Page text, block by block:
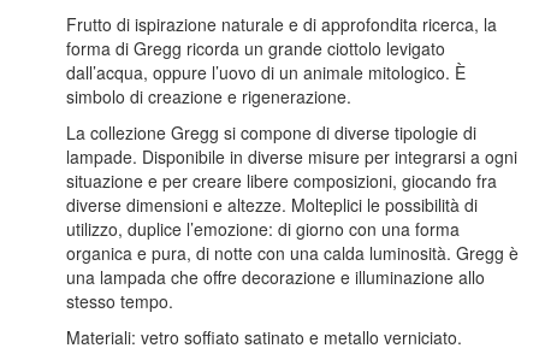
Frutto di ispirazione naturale e di approfondita ricerca, la
forma di Gregg ricorda un grande ciottolo levigato
dall’acqua, oppure l’uovo di un animale mitologico. È
simbolo di creazione e rigenerazione.
La collezione Gregg si compone di diverse tipologie di
lampade. Disponibile in diverse misure per integrarsi a ogni
situazione e per creare libere composizioni, giocando fra
diverse dimensioni e altezze. Molteplici le possibilità di
utilizzo, duplice l’emozione: di giorno con una forma
organica e pura, di notte con una calda luminosità. Gregg è
una lampada che offre decorazione e illuminazione allo
stesso tempo.
Materiali: vetro soffiato satinato e metallo verniciato.